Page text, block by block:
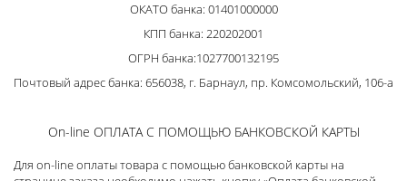
ОКАТО банка: 01401000000
КПП банка: 220202001
ОГРН банка:1027700132195
Почтовый адрес банка: 656038, г. Барнаул, пр. Комсомольский, 106-а
On-line ОПЛАТА С ПОМОЩЬЮ БАНКОВСКОЙ КАРТЫ
Для on-line оплаты товара с помощью банковской карты на